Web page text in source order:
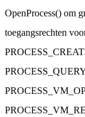
OpenProcess() om
toegangsrechten